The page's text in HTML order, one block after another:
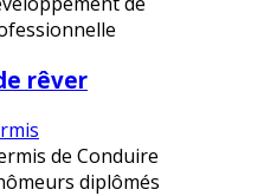
rêver
de Conduire
diplômés